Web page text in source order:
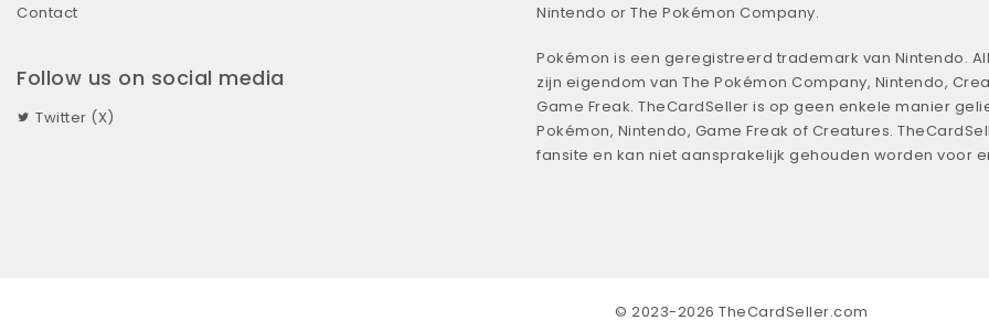
Contact
Follow us on social media
Twitter (X)
Nintendo or The Pokémon Company.
Pokémon is een geregistreerd trademark van Nintendo.
zijn eigendom van The Pokémon Company, Nintendo,
Game Freak. TheCardSeller is op geen enkele manier
Pokémon, Nintendo, Game Freak of Creatures.
fansite en kan niet aansprakelijk gehouden worden voor
© 2023-2026 TheCardSeller.com